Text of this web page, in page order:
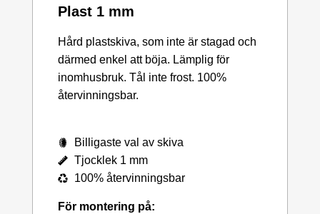
Plast 1 mm
Hård plastskiva, som inte är stagad och
därmed enkel att böja. Lämplig för
inomhusbruk. Tål inte frost. 100%
återvinningsbar.
Billigaste val av skiva
Tjocklek 1 mm
100% återvinningsbar
För montering på: